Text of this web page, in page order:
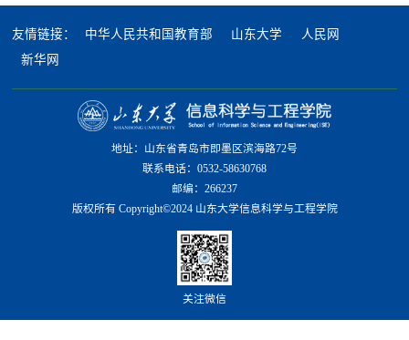
友情链接： 中华人民共和国教育部 山东大学
人民网
新华网
地址：山东省青岛市即墨区滨海路72号
联系电话：0532-58630768
邮编：266237
版权所有 Copyright©2024 山东大学信息科学与工程学院
关注微信